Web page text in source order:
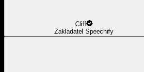
Cliff
Zakladatel Speechify